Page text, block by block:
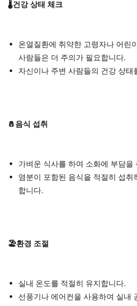
🌡️건강 상태 체크
온열질환에 취약한 고령자나 어린
사람들은 더 주의가 필요합니다.
자신이나 주변 사람들의 건강 상태
🧂음식 섭취
가벼운 식사를 하여 소화에 부담을
염분이 포함된 음식을 적절히 섭취
합니다.
🏖️환경 조절
실내 온도를 적절히 유지합니다.
선풍기나 에어컨을 사용하여 실내